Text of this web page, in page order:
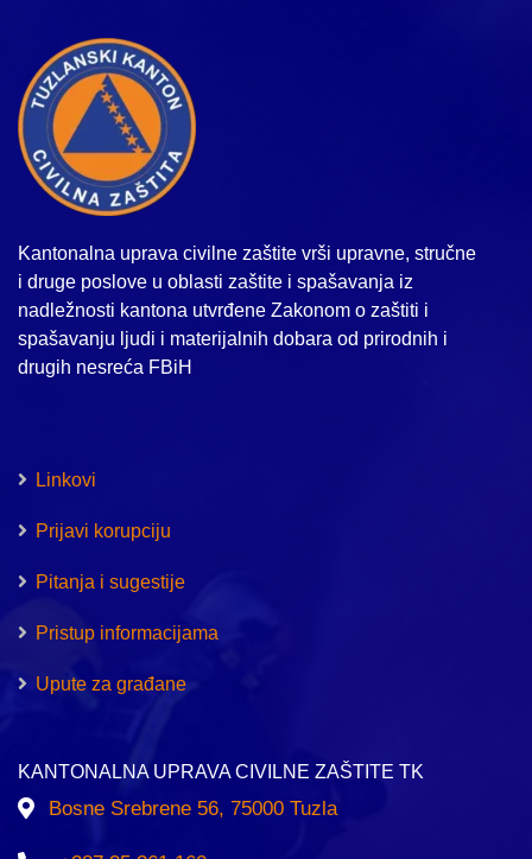
Kantonalna uprava civilne zaštite vrši upravne, stručne
i druge poslove u oblasti zaštite i spašavanja iz
nadležnosti kantona utvrđene Zakonom o zaštiti i
spašavanju ljudi i materijalnih dobara od prirodnih i
drugih nesreća FBiH
Linkovi
Prijavi korupciju
Pitanja i sugestije
Pristup informacijama
Upute za građane
KANTONALNA UPRAVA CIVILNE ZAŠTITE TK
Bosne Srebrene 56, 75000 Tuzla